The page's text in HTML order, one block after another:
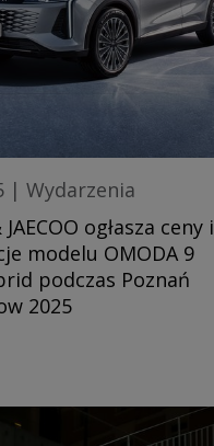
| Wydarzenia
ogłasza ceny i
modelu OMODA 9
podczas Poznań
2025